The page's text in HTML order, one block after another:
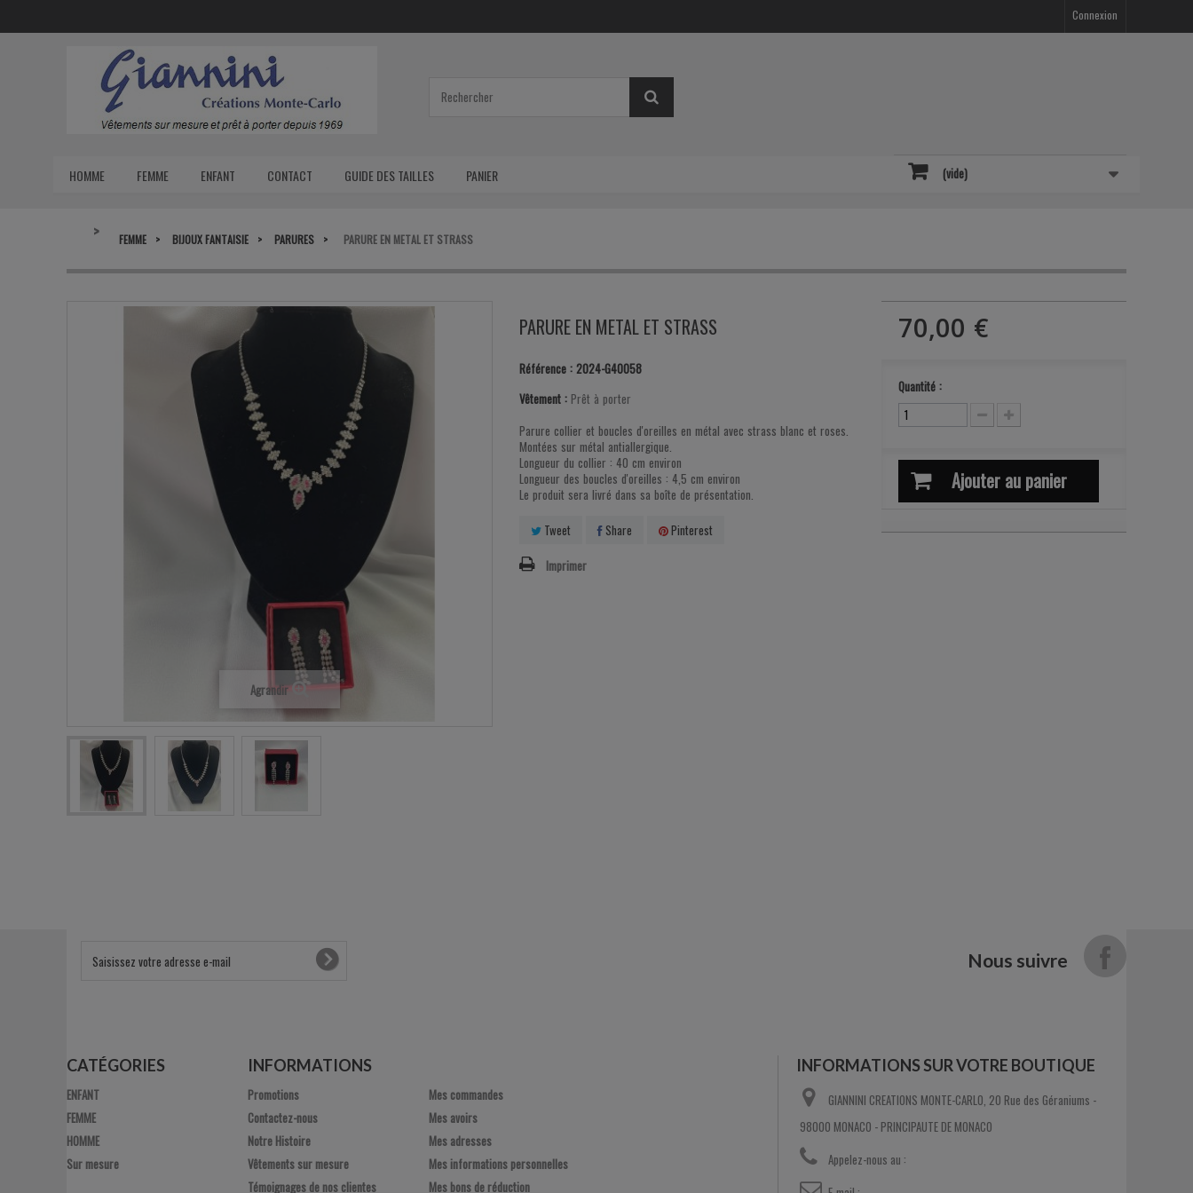
Connexion
HOMME FEMME ENFANT CONTACT GUIDE DES TAILLES PANIER (vide)
FEMME BIJOUX FANTAISIE PARURES PARURE EN METAL ET STRASS
Agrandir
PARURE EN METAL ET STRASS
Référence : 2024-G40058
Vêtement : Prêt à porter
Parure collier et boucles d'oreilles en métal avec strass blanc et roses.
Montées sur métal antiallergique.
Longueur du collier : 40 cm environ
Longueur des boucles d'oreilles : 4,5 cm environ
Le produit sera livré dans sa boîte de présentation.
Tweet
Share
Pinterest
Imprimer
70,00 €
Quantité :
Ajouter au panier
Nous suivre
CATÉGORIES
ENFANT
FEMME
HOMME
Sur mesure
INFORMATIONS
Promotions
Contactez-nous
Notre Histoire
Vêtements sur mesure
Témoignages de nos clientes
Mes commandes
Mes avoirs
Mes adresses
Mes informations personnelles
Mes bons de réduction
INFORMATIONS SUR VOTRE BOUTIQUE
GIANNINI CREATIONS MONTE-CARLO, 20 Rue des Géraniums -
98000 MONACO - PRINCIPAUTE DE MONACO
Appelez-nous au :